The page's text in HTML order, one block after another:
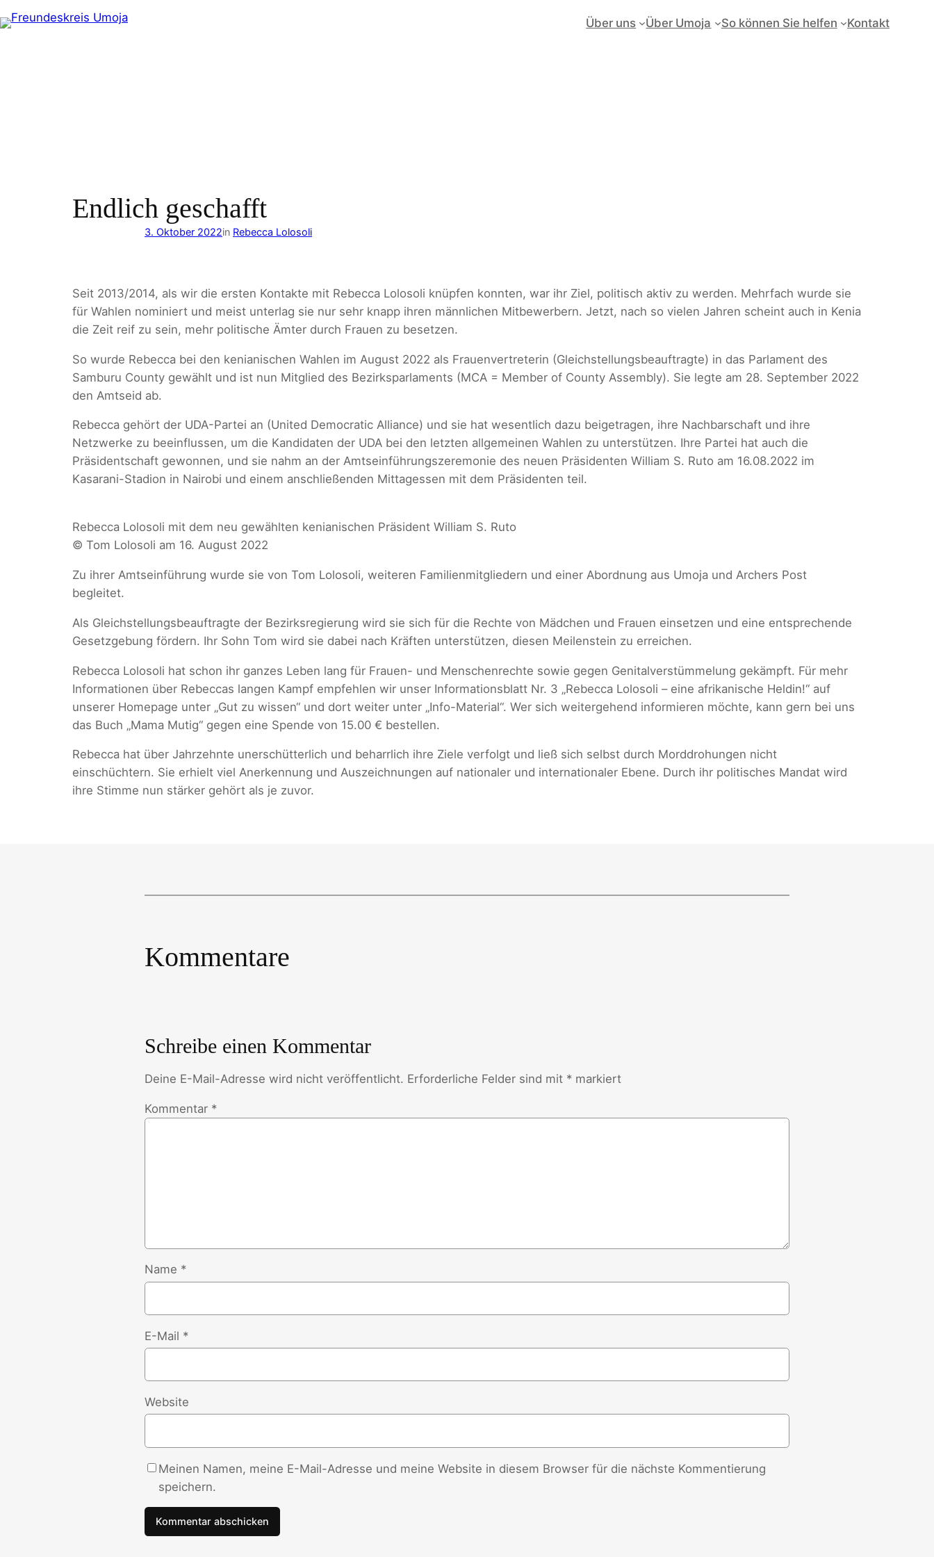
Inhalt
Über uns Über Umoja So können Sie helfen Kontakt
Endlich geschafft
3. Oktober 2022in Rebecca Lolosoli
Seit 2013/2014, als wir die ersten Kontakte mit Rebecca Lolosoli knüpfen konnten, war ihr Ziel, politisch aktiv zu werden. Mehrfach wurde sie
für Wahlen nominiert und meist unterlag sie nur sehr knapp ihren männlichen Mitbewerbern. Jetzt, nach so vielen Jahren scheint auch in Kenia
die Zeit reif zu sein, mehr politische Ämter durch Frauen zu besetzen.
So wurde Rebecca bei den kenianischen Wahlen im August 2022 als Frauenvertreterin (Gleichstellungsbeauftragte) in das Parlament des
Samburu County gewählt und ist nun Mitglied des Bezirksparlaments (MCA = Member of County Assembly). Sie legte am 28. September 2022
den Amtseid ab.
Rebecca gehört der UDA-Partei an (United Democratic Alliance) und sie hat wesentlich dazu beigetragen, ihre Nachbarschaft und ihre
Netzwerke zu beeinflussen, um die Kandidaten der UDA bei den letzten allgemeinen Wahlen zu unterstützen. Ihre Partei hat auch die
Präsidentschaft gewonnen, und sie nahm an der Amtseinführungszeremonie des neuen Präsidenten William S. Ruto am 16.08.2022 im
Kasarani-Stadion in Nairobi und einem anschließenden Mittagessen mit dem Präsidenten teil.
Rebecca Lolosoli mit dem neu gewählten kenianischen Präsident William S. Ruto
© Tom Lolosoli am 16. August 2022
Zu ihrer Amtseinführung wurde sie von Tom Lolosoli, weiteren Familienmitgliedern und einer Abordnung aus Umoja und Archers Post
begleitet.
Als Gleichstellungsbeauftragte der Bezirksregierung wird sie sich für die Rechte von Mädchen und Frauen einsetzen und eine entsprechende
Gesetzgebung fördern. Ihr Sohn Tom wird sie dabei nach Kräften unterstützen, diesen Meilenstein zu erreichen.
Rebecca Lolosoli hat schon ihr ganzes Leben lang für Frauen- und Menschenrechte sowie gegen Genitalverstümmelung gekämpft. Für mehr
Informationen über Rebeccas langen Kampf empfehlen wir unser Informationsblatt Nr. 3 „Rebecca Lolosoli – eine afrikanische Heldin!“ auf
unserer Homepage unter „Gut zu wissen“ und dort weiter unter „Info-Material“. Wer sich weitergehend informieren möchte, kann gern bei uns
das Buch „Mama Mutig“ gegen eine Spende von 15.00 € bestellen.
Rebecca hat über Jahrzehnte unerschütterlich und beharrlich ihre Ziele verfolgt und ließ sich selbst durch Morddrohungen nicht
einschüchtern. Sie erhielt viel Anerkennung und Auszeichnungen auf nationaler und internationaler Ebene. Durch ihr politisches Mandat wird
ihre Stimme nun stärker gehört als je zuvor.
Kommentare
Schreibe einen Kommentar
Deine E-Mail-Adresse wird nicht veröffentlicht. Erforderliche Felder sind mit * markiert
Kommentar *
Name *
E-Mail *
Website
Meinen Namen, meine E-Mail-Adresse und meine Website in diesem Browser für die nächste Kommentierung
speichern.